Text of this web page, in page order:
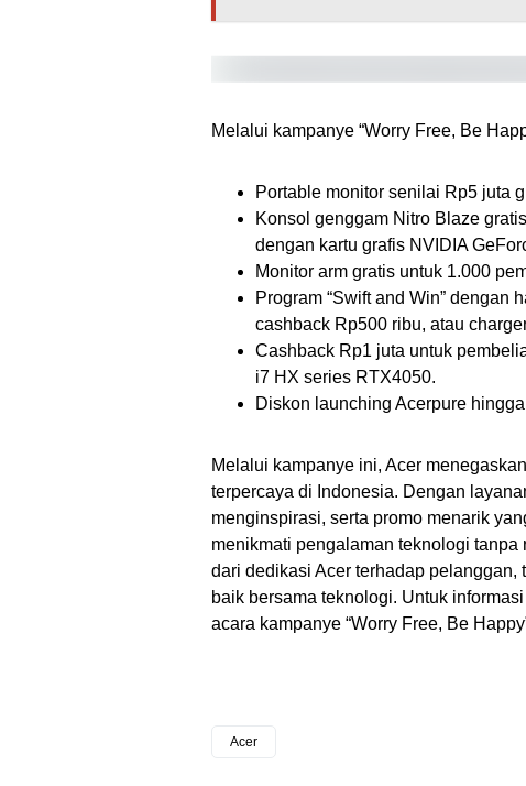
Melalui kampanye “Worry Free, Be
Portable monitor senilai Rp5 juta
Konsol genggam Nitro Blaze
dengan kartu grafis NVIDIA
Monitor arm gratis untuk 1.000
Program “Swift and Win” dengan
cashback Rp500 ribu, atau
Cashback Rp1 juta untuk
i7 HX series RTX4050.
Diskon launching Acerpure
Melalui kampanye ini, Acer
terpercaya di Indonesia. Dengan
menginspirasi, serta promo menarik
menikmati pengalaman teknologi
dari dedikasi Acer terhadap
baik bersama teknologi. Untuk
acara kampanye “Worry Free, Be
Acer